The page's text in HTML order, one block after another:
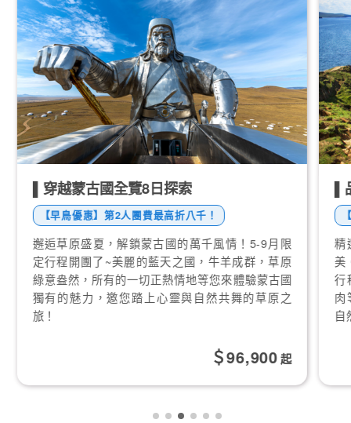
▌穿越蒙古國全覽8日探索
【早鳥優惠】第2人團費最高折八千！
邂逅草原盛夏，解鎖蒙古國的萬千風情！5-9月限
定行程開團了~美麗的藍天之國，牛羊成群，草原
綠意盎然，所有的一切正熱情地等您來體驗蒙古國
獨有的魅力，邀您踏上心靈與自然共舞的草原之
旅！
96,900 起
▌
精
美
行
肉
自